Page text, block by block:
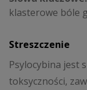
klasterowe bóle
Streszczenie
Psylocybina jest
toksyczności,